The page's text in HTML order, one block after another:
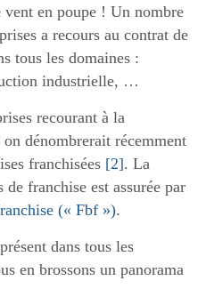
en poupe ! Un nombre
a recours au contrat de
tous les domaines :
industrielle, …
recourant à la
dénombrerait récemment
franchisées [2]. La
de franchise est assurée par
(« Fbf »).
dans tous les
en brossons un panorama